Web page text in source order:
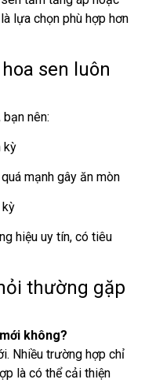
lựa chọn phù hợp hơn
sen luôn
nên:
kỳ
mạnh gây ăn mòn
hiệu uy tín, có tiêu
thường gặp
không?
Nhiều trường hợp chỉ
là có thể cải thiện